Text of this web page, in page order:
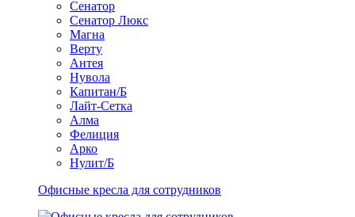
Сенатор
Сенатор Люкс
Магна
Верту
Антея
Нувола
Капитан/Б
Лайт-Сетка
Алма
Фелиция
Арко
Нулит/Б
Офисные кресла для сотрудников